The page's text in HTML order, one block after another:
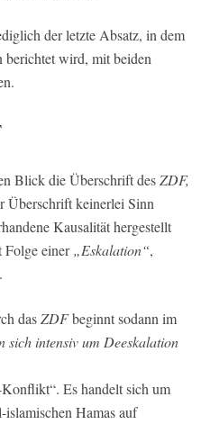
der letzte Absatz, in dem
berichtet wird, mit beiden
Blick die Überschrift desZDF,
Überschrift keinerlei Sinn
Kausalität hergestellt
einer„Eskalation“,
dasZDFbeginnt sodann im
sich intensiv um Deeskalation
Es handelt sich um
Hamas auf